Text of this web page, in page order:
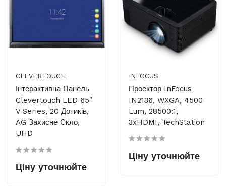
CLEVERTOUCH
Інтерактивна Панель
Clevertouch LED 65"
V Series, 20 Дотиків,
AG Захисне Скло,
UHD
Ціну уточнюйте
INFOCUS
Проектор InFocus
IN2136, WXGA, 4500
Lum, 28500:1,
3xHDMI, TechStation
Ціну уточнюйте